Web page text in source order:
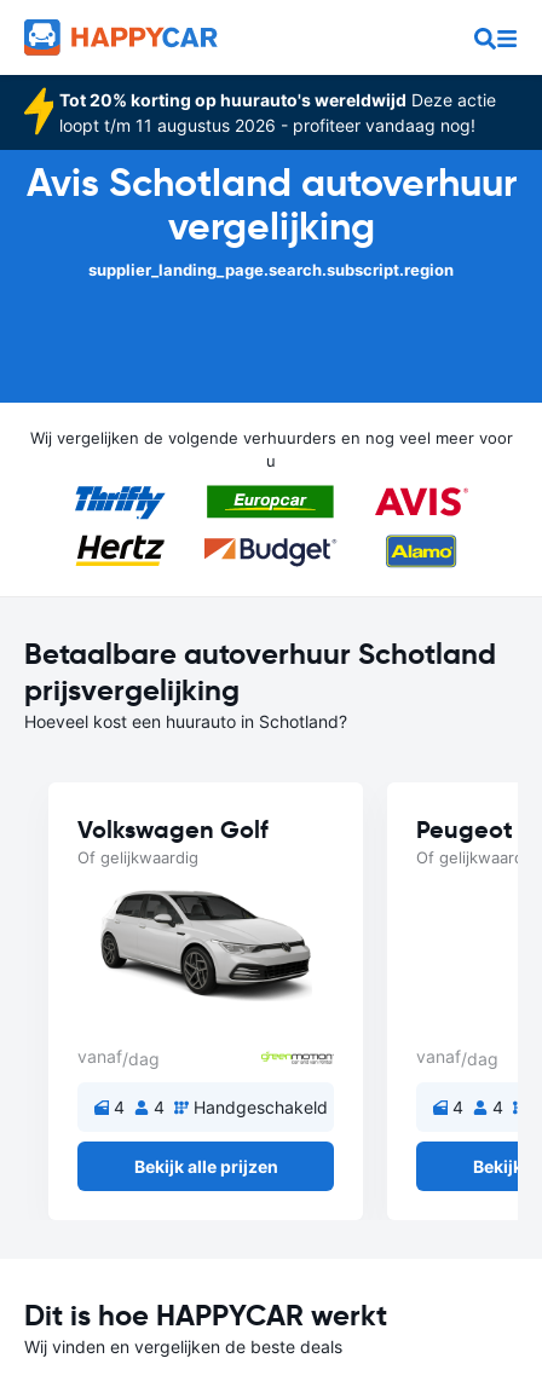
Tot 20% korting op huurauto's wereldwijd Deze actie
loopt t/m 11 augustus 2026 - profiteer vandaag nog!
Avis Schotland autoverhuur
vergelijking
supplier_landing_page.search.subscript.region
Wij vergelijken de volgende verhuurders en nog veel meer voor
u
Betaalbare autoverhuur Schotland
prijsvergelijking
Hoeveel kost een huurauto in Schotland?
Volkswagen Golf
Of gelijkwaardig
vanaf/dag
4 4 Handgeschakeld
Bekijk alle prijzen
Peugeot
Of gelijkwaardig
vanaf/dag
4 4
Bekijk
Dit is hoe HAPPYCAR werkt
Wij vinden en vergelijken de beste deals